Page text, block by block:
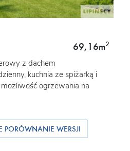
69,16m2
z dachem
kuchnia ze spiżarką i
możliwość ogrzewania na
PORÓWNANIE WERSJI